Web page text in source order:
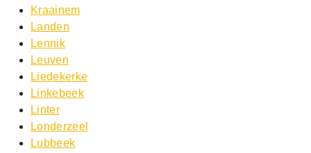
Kraainem
Landen
Lennik
Leuven
Liedekerke
Linkebeek
Linter
Londerzeel
Lubbeek